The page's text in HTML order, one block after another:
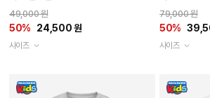
49,000 원
50% 24,500 원
사이즈
79,000 원
50%
사이즈